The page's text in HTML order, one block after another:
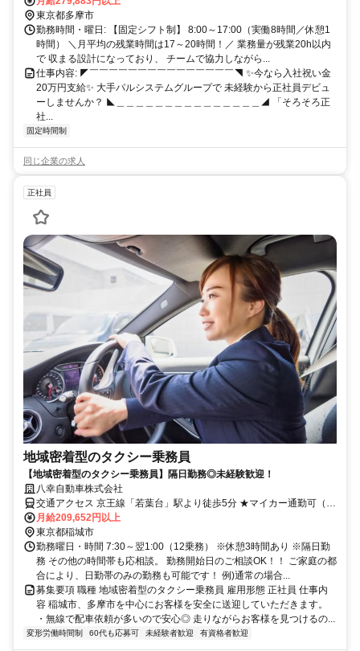
能！ 町田市・稲城市エリアからもアクセス抜群♪
東京都多摩市
勤務時間・曜日: 【固定シフト制】 8:00～17:00（実働8時間／休憩1
時間） ＼月平均の残業時間は17～20時間！／ 業務量が残業20h以内
で 収まる設計になっており、 チームで協力しながら...
仕事内容: ◤￣￣￣￣￣￣￣￣￣￣￣￣￣￣￣◥ ✨今なら入社祝い金
20万円支給✨ 大手パルシステムグループで 未経験から正社員デビュ
ーしませんか？ ◣＿＿＿＿＿＿＿＿＿＿＿＿＿＿＿◢ 「そろそろ正
社...
固定時間制
同じ企業の求人
正社員
地域密着型のタクシー乗務員
【地域密着型のタクシー乗務員】隔日勤務◎未経験歓迎！
八幸自動車株式会社
交通アクセス 京王線「若葉台」駅より徒歩5分 ★マイカー通勤可（駐
車場完備）
月給209,652円以上
東京都稲城市
勤務曜日・時間 7:30～翌1:00（12乗務） ※休憩3時間あり ※隔日勤
務 その他の時間帯も応相談。 勤務開始日のご相談OK！！ ご家庭の都
合により、日勤帯のみの勤務も可能です！ 例)通常の場合...
募集要項 職種 地域密着型のタクシー乗務員 雇用形態 正社員 仕事内
容 稲城市、多摩市を中心にお客様を安全に送迎していただきます。
・無線で配車依頼が多いので安心◎ 走りながらお客様を見つけるの...
変形労働時間制 60代も応募可 未経験者歓迎 有資格者歓迎